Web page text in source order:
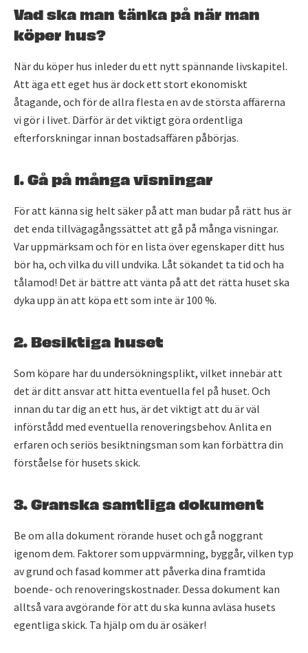
Vad ska man tänka på när man
köper hus?
När du köper hus inleder du ett nytt spännande livskapitel.
Att äga ett eget hus är dock ett stort ekonomiskt
åtagande, och för de allra flesta en av de största affärerna
vi gör i livet. Därför är det viktigt göra ordentliga
efterforskningar innan bostadsaffären påbörjas.
1. Gå på många visningar
För att känna sig helt säker på att man budar på rätt hus är
det enda tillvägagångssättet att gå på många visningar.
Var uppmärksam och för en lista över egenskaper ditt hus
bör ha, och vilka du vill undvika. Låt sökandet ta tid och ha
tålamod! Det är bättre att vänta på att det rätta huset ska
dyka upp än att köpa ett som inte är 100 %.
2. Besiktiga huset
Som köpare har du undersökningsplikt, vilket innebär att
det är ditt ansvar att hitta eventuella fel på huset. Och
innan du tar dig an ett hus, är det viktigt att du är väl
införstådd med eventuella renoveringsbehov. Anlita en
erfaren och seriös besiktningsman som kan förbättra din
förståelse för husets skick.
3. Granska samtliga dokument
Be om alla dokument rörande huset och gå noggrant
igenom dem. Faktorer som uppvärmning, byggår, vilken typ
av grund och fasad kommer att påverka dina framtida
boende- och renoveringskostnader. Dessa dokument kan
alltså vara avgörande för att du ska kunna avläsa husets
egentliga skick. Ta hjälp om du är osäker!